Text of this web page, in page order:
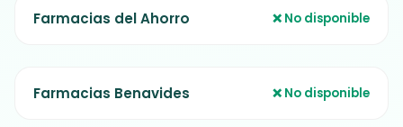
Farmacias del Ahorro ❌ No disponible
Farmacias Benavides ❌ No disponible